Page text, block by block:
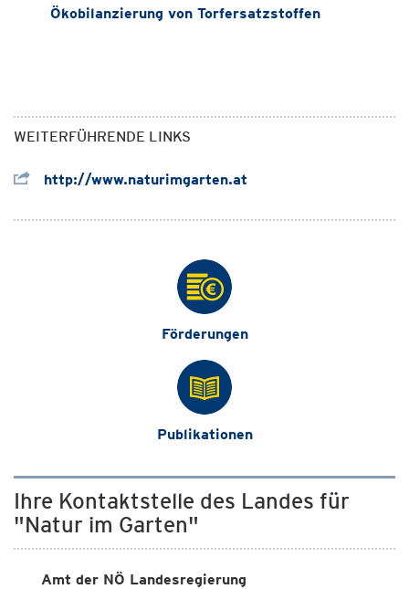
Ökobilanzierung von Torfersatzstoffen
WEITERFÜHRENDE LINKS
http://www.naturimgarten.at
Förderungen
Publikationen
Ihre Kontaktstelle des Landes für
"Natur im Garten"
Amt der NÖ Landesregierung